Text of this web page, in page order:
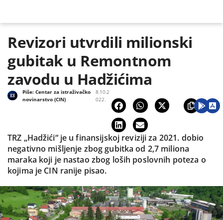
Revizori utvrdili milionski
gubitak u Remontnom
zavodu u Hadžićima
8.10.2
022.
Piše:Centar za istraživačko
novinarstvo (CIN)
TRZ „Hadžići“ je u finansijskoj reviziji za 2021. dobio
negativno mišljenje zbog gubitka od 2,7 miliona
maraka koji je nastao zbog loših poslovnih poteza o
kojima je CIN ranije pisao.